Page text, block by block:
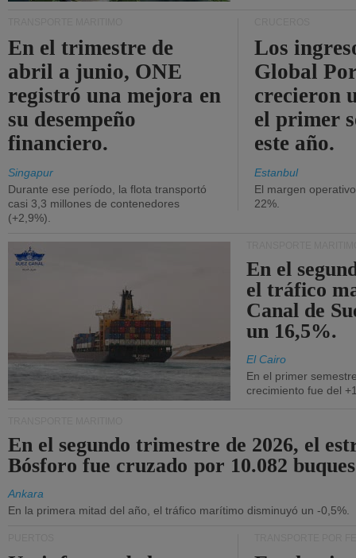
En el trimestre de
abril a junio, ONE
registró una mejora en
su desempeño
financiero.
Singapur
Durante ese período, la flota transportó
casi 3,3 millones de contenedores
(+2,9%).
Los
Global
crecieron
el primer
este año.
Estanbul
El margen
22%.
En el
el tráfico
Canal de
un 16,5%.
El Cairo
En el primer
crecimiento fue del
En el segundo trimestre de 2026, el
Bósforo fue cruzado por 10.082
Ankara
En la primera mitad del año, el tráfico marítimo disminuyó un -0,5%.